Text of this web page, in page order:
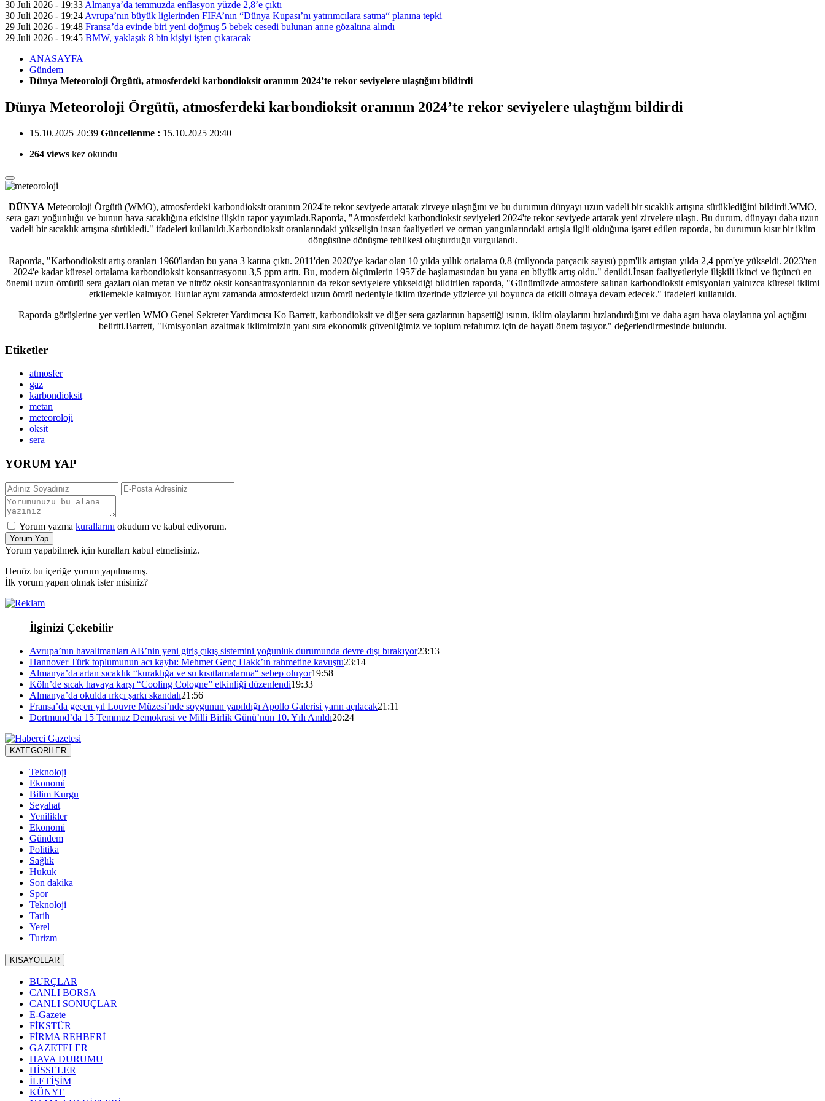
30 Juli 2026 - 19:33 Almanya’da temmuzda enflasyon yüzde 2,8’e çıktı
30 Juli 2026 - 19:24 Avrupa’nın büyük liglerinden FIFA’nın “Dünya Kupası’nı yatırımcılara satma“ planına tepki
29 Juli 2026 - 19:48 Fransa’da evinde biri yeni doğmuş 5 bebek cesedi bulunan anne gözaltına alındı
29 Juli 2026 - 19:45 BMW, yaklaşık 8 bin kişiyi işten çıkaracak
ANASAYFA
Gündem
Dünya Meteoroloji Örgütü, atmosferdeki karbondioksit oranının 2024’te rekor seviyelere ulaştığını bildirdi
Dünya Meteoroloji Örgütü, atmosferdeki karbondioksit oranının 2024’te rekor seviyelere ulaştığını bildirdi
15.10.2025 20:39 Güncellenme : 15.10.2025 20:40
264 views kez okundu
DÜNYA Meteoroloji Örgütü (WMO), atmosferdeki karbondioksit oranının 2024'terekor seviyede artarak zirveye ulaştığını ve bu durumun dünyayı uzun vadeli bir sıcaklık artışına sürüklediğini bildirdi.WMO,
sera gazı yoğunluğu ve bunun hava sıcaklığına etkisine ilişkin rapor yayımladı.Raporda, "Atmosferdeki karbondioksit seviyeleri 2024'te rekor seviyede artarak yeni zirvelere ulaştı. Bu durum, dünyayı daha uzun
vadeli bir sıcaklık artışına sürükledi." ifadeleri kullanıldı.Karbondioksit oranlarındaki yükselişin insan faaliyetleri ve orman yangınlarındaki artışla ilgili olduğuna işaret edilen raporda, bu durumun kısır bir iklim
döngüsüne dönüşme tehlikesi oluşturduğu vurgulandı.
Raporda, "Karbondioksit artış oranları 1960'lardan bu yana 3 katına çıktı. 2011'den 2020'ye kadar olan 10 yılda yıllık ortalama 0,8 (milyonda parçacık sayısı) ppm'lik artıştan yılda 2,4 ppm'ye yükseldi. 2023'ten
2024'e kadar küresel ortalama karbondioksit konsantrasyonu 3,5 ppm arttı. Bu, modern ölçümlerin 1957'de başlamasından bu yana en büyük artış oldu." denildi.İnsan faaliyetleriyle ilişkili ikinci ve üçüncü en
önemli uzun ömürlü sera gazları olan metan ve nitröz oksit konsantrasyonlarının da rekor seviyelere yükseldiği bildirilen raporda, "Günümüzde atmosfere salınan karbondioksit emisyonları yalnızca küresel iklimi
etkilemekle kalmıyor. Bunlar aynı zamanda atmosferdeki uzun ömrü nedeniyle iklim üzerinde yüzlerce yıl boyunca da etkili olmaya devam edecek." ifadeleri kullanıldı.
Raporda görüşlerine yer verilen WMO Genel Sekreter Yardımcısı Ko Barrett, karbondioksit ve diğer sera gazlarının hapsettiği ısının, iklim olaylarını hızlandırdığını ve daha aşırı hava olaylarına yol açtığını
belirtti.Barrett, "Emisyonları azaltmak iklimimizin yanı sıra ekonomik güvenliğimiz ve toplum refahımız için de hayati önem taşıyor." değerlendirmesinde bulundu.
Etiketler
atmosfer
gaz
karbondioksit
metan
meteoroloji
oksit
sera
YORUM YAP
Yorum yazma kurallarını okudum ve kabul ediyorum.
Yorum Yap
Yorum yapabilmek için kuralları kabul etmelisiniz.
Henüz bu içeriğe yorum yapılmamış.
İlk yorum yapan olmak ister misiniz?
İlginizi Çekebilir
Avrupa’nın havalimanları AB’nin yeni giriş çıkış sistemini yoğunluk durumunda devre dışı bırakıyor23:13
Hannover Türk toplumunun acı kaybı: Mehmet Genç Hakk’ın rahmetine kavuştu23:14
Almanya’da artan sıcaklık “kuraklığa ve su kısıtlamalarına“ sebep oluyor19:58
Köln’de sıcak havaya karşı “Cooling Cologne” etkinliği düzenlendi19:33
Almanya’da okulda ırkçı şarkı skandalı21:56
Fransa’da geçen yıl Louvre Müzesi’nde soygunun yapıldığı Apollo Galerisi yarın açılacak21:11
Dortmund’da 15 Temmuz Demokrasi ve Milli Birlik Günü’nün 10. Yılı Anıldı20:24
KATEGORİLER
Teknoloji
Ekonomi
Bilim Kurgu
Seyahat
Yenilikler
Ekonomi
Gündem
Politika
Sağlık
Hukuk
Son dakika
Spor
Teknoloji
Tarih
Yerel
Turizm
KISAYOLLAR
BURÇLAR
CANLI BORSA
CANLI SONUÇLAR
E-Gazete
FİKSTÜR
FİRMA REHBERİ
GAZETELER
HAVA DURUMU
HİSSELER
İLETİŞİM
KÜNYE